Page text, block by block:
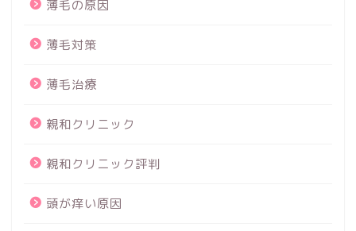
薄毛の原因
薄毛対策
薄毛治療
親和クリニック
親和クリニック評判
頭が痒い原因